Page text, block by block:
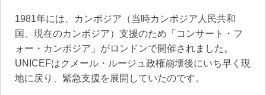
1981年には、カンボジア（当時カンボジア人民共和
国、現在のカンボジア）支援のため「コンサート・フ
ォー・カンボジア」がロンドンで開催されました。
UNICEFはクメール・ルージュ政権崩壊後にいち早く現
地に戻り、緊急支援を展開していたのです。